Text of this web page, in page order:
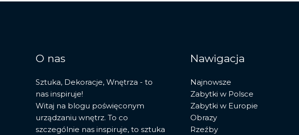
Kamienia
O nas
Sztuka, Dekoracje, Wnętrza - to
nas inspiruje!
Witaj na blogu poświęconym
urządzaniu wnętrz. To co
szczególnie nas inspiruje, to sztuka
Nawigacja
Najnowsze
Zabytki w Polsce
Zabytki w Europie
Obrazy
Rzeźby